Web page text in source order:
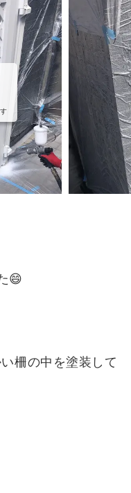
😄
柵の中を塗装して